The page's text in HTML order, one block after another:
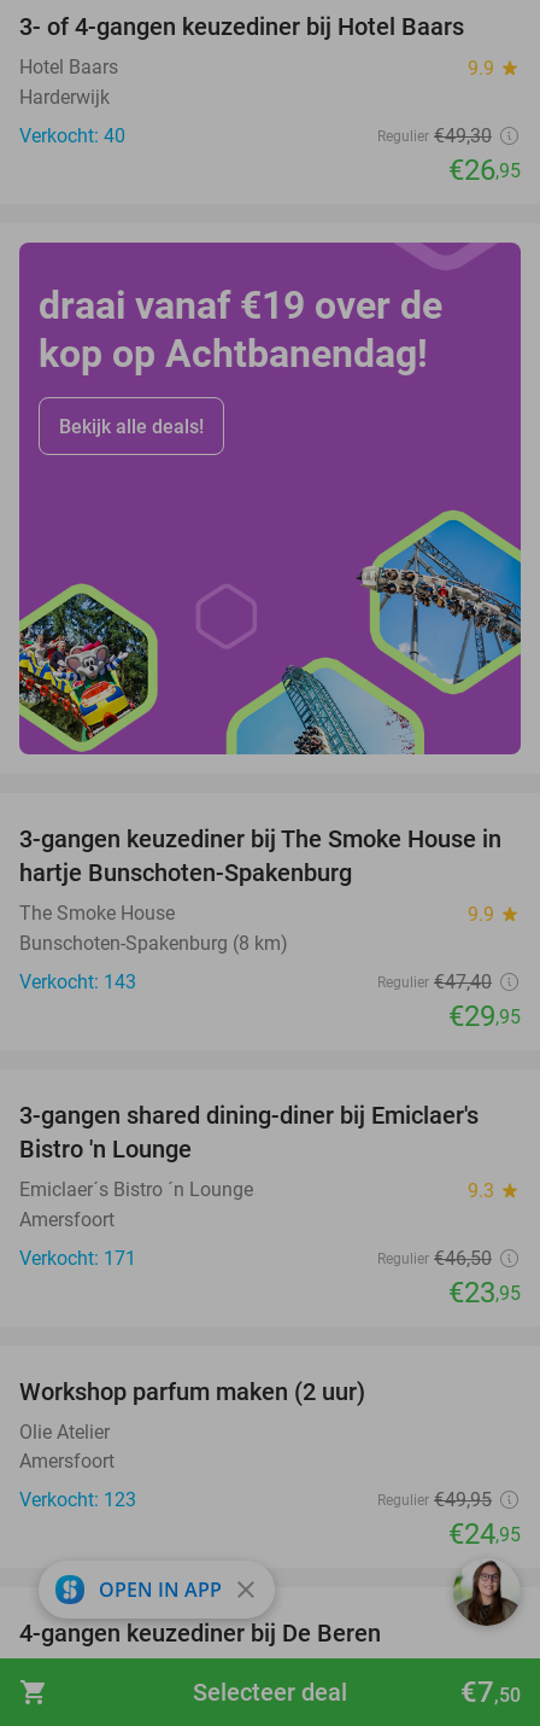
shopping_cart €7,50
Selecteer deal
3- of 4-gangen keuzediner bij Hotel Baars
Hotel Baars 9.9 star
Harderwijk
Verkocht: 40
Regulier €49,30
€26,95
draai vanaf €19 over de
kop op Achtbanendag!
Bekijk alle deals!
37%
3-gangen keuzediner bij The Smoke House in
hartje Bunschoten-Spakenburg
The Smoke House 9.9 star
Bunschoten-Spakenburg (8 km)
Verkocht: 143
Regulier €47,40
€29,95
48%
3-gangen shared dining-diner bij Emiclaer's
Bistro 'n Lounge
Emiclaer´s Bistro ´n Lounge 9.3 star
Amersfoort
Verkocht: 171
Regulier €46,50
€23,95
Workshop parfum maken (2 uur)
Olie Atelier
Amersfoort
Verkocht: 123
Regulier €49,95
€24,95
46%
favorite_border
4-gangen keuzediner bij De Beren
Houten
OPEN IN APP close